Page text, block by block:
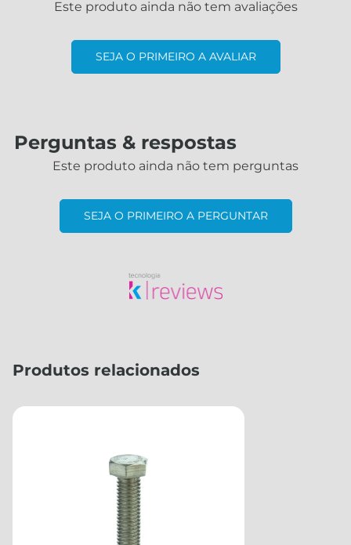
Este produto ainda não tem avaliações
SEJA O PRIMEIRO A AVALIAR
Perguntas & respostas
Este produto ainda não tem perguntas
SEJA O PRIMEIRO A PERGUNTAR
Produtos relacionados